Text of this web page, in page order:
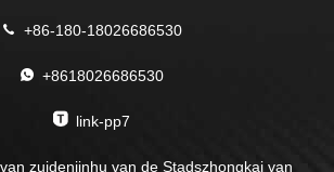
+86-180-18026686530
+8618026686530
link-pp7
zuidenjinhu van de Stadszhongkai van